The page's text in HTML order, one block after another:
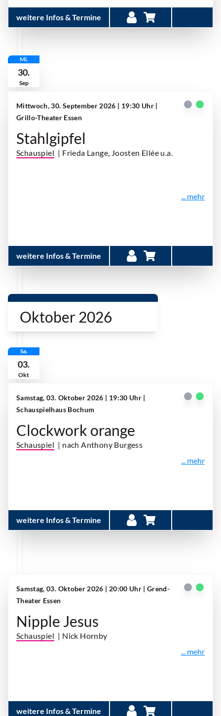
weitere Infos & Termine
Mi.
30.
Sep
Mittwoch, 30. September 2026 | 19:30 Uhr |
Grillo-Theater Essen
Stahlgipfel
Schauspiel | Frieda Lange, Joosten Ellée u.a.
... mehr
weitere Infos & Termine
Oktober 2026
Sa.
03.
Okt
Samstag, 03. Oktober 2026 | 19:30 Uhr |
Schauspielhaus Bochum
Clockwork orange
Schauspiel | nach Anthony Burgess
... mehr
weitere Infos & Termine
Samstag, 03. Oktober 2026 | 20:00 Uhr | Grend-
Theater Essen
Nipple Jesus
Schauspiel | Nick Hornby
... mehr
weitere Infos & Termine